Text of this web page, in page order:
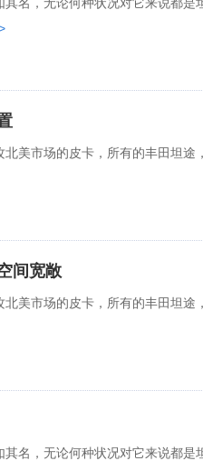
美市场的皮卡，所有的丰田坦途
间宽敞
美市场的皮卡，所有的丰田坦途
名，无论何种状况对它来说都是